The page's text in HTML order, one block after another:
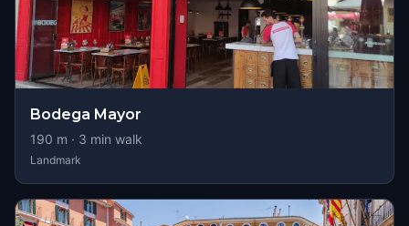
Bodega Mayor
190 m · 3 min walk
Landmark